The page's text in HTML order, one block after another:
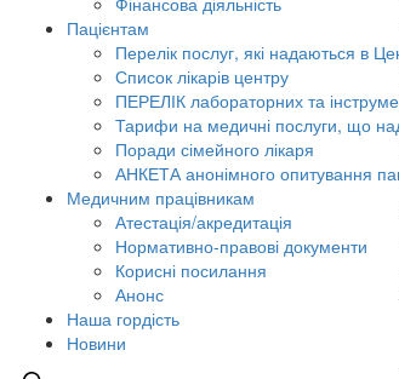
Пацієнтам
Перелік послуг, які надаються в
Список лікарів центру
ПЕРЕЛІК лабораторних та
Тарифи на медичні послуги, що
Поради сімейного лікаря
АНКЕТА анонімного опитування
Медичним працівникам
Атестація/акредитація
Нормативно-правові документи
Корисні посилання
Анонс
Наша гордість
Новини